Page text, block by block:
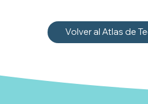
Volver al Atlas de